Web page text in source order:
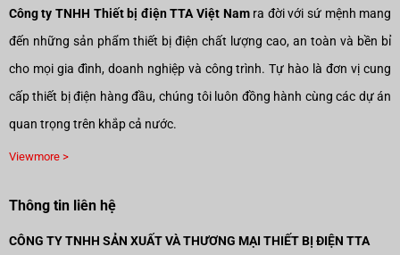
Công ty TNHH Thiết bị điện TTA Việt Namra đời với sứ mệnh mang
đến những sản phẩm thiết bị điện chất lượng cao, an toàn và bền bỉ
cho mọi gia đình, doanh nghiệp và công trình. Tự hào là đơn vị cung
cấp thiết bị điện hàng đầu, chúng tôi luôn đồng hành cùng các dự án
quan trọng trên khắp cả nước.
Viewmore >
Thông tin liên hệ
CÔNG TY TNHH SẢN XUẤT VÀ THƯƠNG MẠI THIẾT BỊ ĐIỆN TTA